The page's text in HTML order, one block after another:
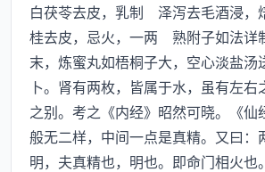
白茯苓去皮，乳制 泽泻去毛酒浸
桂去皮，忌火，一两 熟附子如法详
末，炼蜜丸如梧桐子大，空心淡盐汤
卜。肾有两枚，皆属于水，虽有左右
之别。考之《内经》昭然可晓。《仙
般无二样，中间一点是真精。又曰：
明，夫真精也，明也。即命门相火也